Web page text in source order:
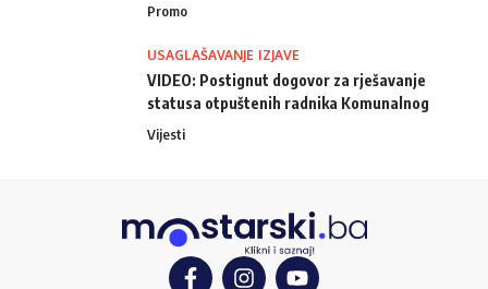
Promo
USAGLAŠAVANJE IZJAVE
VIDEO: Postignut dogovor za rješavanje
statusa otpuštenih radnika Komunalnog
Vijesti